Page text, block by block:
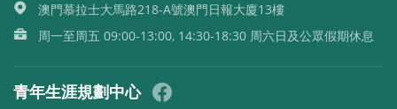
澳門慕拉士大馬路218-A號澳門日報大廈13樓
周一至周五 09:00-13:00, 14:30-18:30 周六日及公眾假期休息
青年生涯規劃中心